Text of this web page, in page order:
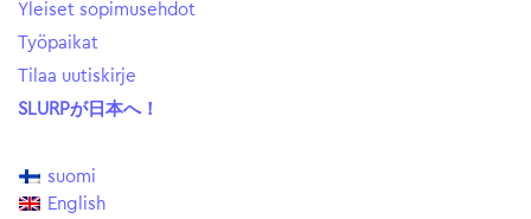
Yleiset sopimusehdot
Työpaikat
Tilaa uutiskirje
SLURPが日本へ！
suomi
English